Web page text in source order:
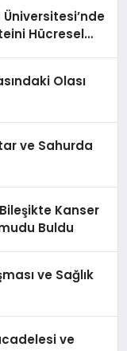
Hücresel
Olası
ve Sahurda
Kanser
Buldu
ve Sağlık
ve